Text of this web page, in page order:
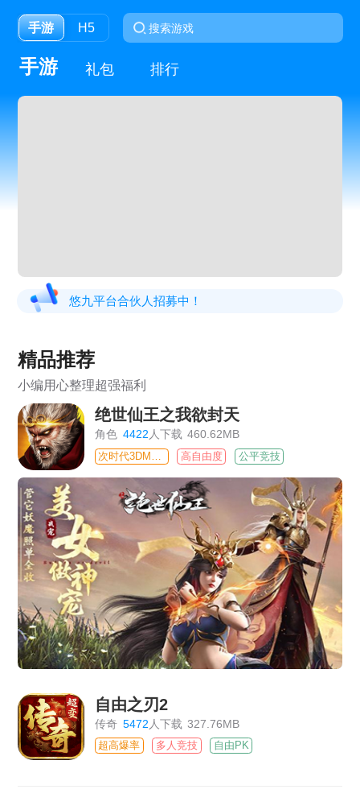
手游 H5
手游 礼包 排行
悠九平台合伙人招募中！
精品推荐
小编用心整理超强福利
绝世仙王之我欲封天
角色 4422人下载 460.62MB
高自由度 公平竞技
自由之刃2
传奇 5472 人下载 327.76MB
超高爆率 多人竞技 自由PK